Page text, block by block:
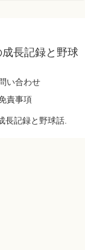
長記録と野球
い合わせ
責事項
長記録と野球話.